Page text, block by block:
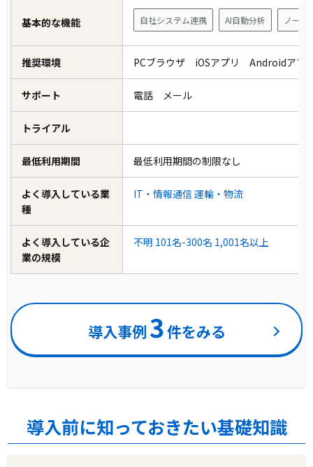
基本的な機能 自社システム連携 AI自動分析 ノーコ
推奨環境 PCブラウザ iOSアプリ Androidア
サポート 電話 メール
トライアル
最低利用期間 最低利用期間の制限なし
よく導入している業
種
IT・情報通信 運輸・物流
よく導入している企
業の規模
不明 101名-300名 1,001名以上
導入事例 3件をみる
導入前に知っておきたい基礎知識